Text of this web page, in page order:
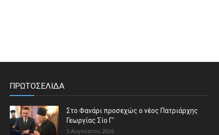
ΠΡΩΤΟΣΕΛΙΔΑ
Στο Φανάρι προσεχώς ο νέος Πατριάρχης
Γεωργίας Σίο Γ’
5 Αυγούστου 2026